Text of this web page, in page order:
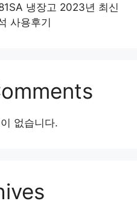
냉장고 2023년 최신
사용후기
없습니다.